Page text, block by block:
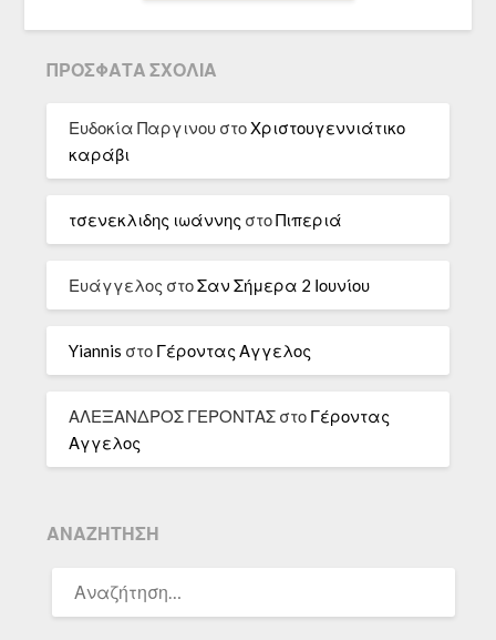
ΠΡΌΣΦΑΤΑ ΣΧΌΛΙΑ
Ευδοκία Παργινου στοΧριστουγεννιάτικο
καράβι
τσενεκλιδης ιωάννης στοΠιπεριά
Ευάγγελος στοΣαν Σήμερα 2 Ιουνίου
Yiannis στο Γέροντας Αγγελος
ΑΛΕΞΑΝΔΡΟΣ ΓΕΡΟΝΤΑΣ στο Γέροντας
Αγγελος
ΑΝΑΖΉΤΗΣΗ
ΓΙΑ: